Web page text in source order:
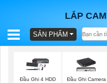
LẮP
BÁO
TRỌN
SẢN PHẨM
Đầu Ghi 4 HDD
Đầu Ghi Camera